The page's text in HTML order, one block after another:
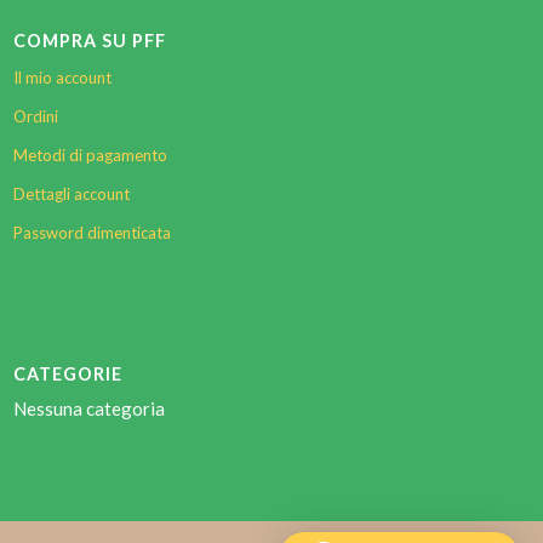
COMPRA SU PFF
Il mio account
Ordini
Metodi di pagamento
Dettagli account
Password dimenticata
CATEGORIE
Nessuna categoria